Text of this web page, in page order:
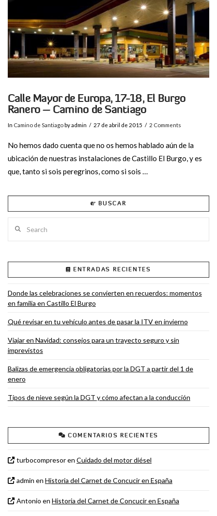
Calle Mayor de Europa, 17-18, El Burgo
Ranero – Camino de Santiago
In Camino de Santiagoby admin 27 de abril de 2015 2 Comments
No hemos dado cuenta que no os hemos hablado aún de la
ubicación de nuestras instalaciones de Castillo El Burgo, y es
que, tanto si sois peregrinos, como si sois …
BUSCAR
ENTRADAS RECIENTES
Donde las celebraciones se convierten en recuerdos: momentos
en familia en Castillo El Burgo
Qué revisar en tu vehículo antes de pasar la ITV en invierno
Viajar en Navidad: consejos para un trayecto seguro y sin
imprevistos
Balizas de emergencia obligatorias por la DGT a partir del 1 de
enero
Tipos de nieve según la DGT y cómo afectan a la conducción
COMENTARIOS RECIENTES
turbocompresoren Cuidado del motor diésel
admin en Historia del Carnet de Concucir en España
Antonio en Historia del Carnet de Concucir en España